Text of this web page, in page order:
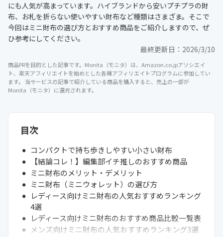
にも人気が高まっています。ハイブランドから安いプチプラの財
布、お札を折らない使いやすい財布など種類はさまざま。そこで
今回はミニ財布の選び方とおすすめ商品をご紹介しますので、ぜ
ひ参考にしてください。
最終更新日： 2026/3/10
商品PRを目的とした記事です。Monita（モニタ）は、Amazon.co.jpアソシエイ
ト、楽天アフィリエイトを始めとした各種アフィリエイトプログラムに参加してい
ます。 当サービスの記事で紹介している商品を購入すると、売上の一部が
Monita（モニタ）に還元されます。
目次
コンパクトで持ち歩きしやすい小さい財布
【結論コレ！】編集部イチ推しのおすすめ商品
ミニ財布のメリット・デメリット
ミニ財布（ミニウォレット）の選び方
レディース向けミニ財布の人気おすすめランキング
4選
レディース向けミニ財布のおすすめ商品比較一覧表
メンズ向けミニ財布の人気おすすめランキング3選